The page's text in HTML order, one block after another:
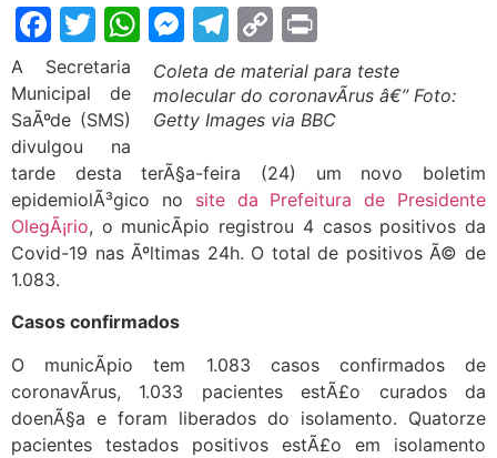
Facebook
Twitter
WhatsApp
Messenger
Telegram
Copy
Link
Coleta de material para teste
molecular do coronavÃ­rus â€” Foto:
Getty Images via BBC
A Secretaria
Municipal de
SaÃºde (SMS)
divulgou na
tarde desta terÃ§a-feira (24) um novo boletim
epidemiolÃ³gico no site da Prefeitura de Presidente
OlegÃ¡rio, o municÃ­pio registrou 4 casos positivos da
Covid-19 nas Ãºltimas 24h. O total de positivos Ã© de
1.083.
Casos confirmados
O municÃ­pio tem 1.083 casos confirmados de
coronavÃ­rus, 1.033 pacientes estÃ£o curados da
doenÃ§a e foram liberados do isolamento. Quatorze
pacientes testados positivos estÃ£o em isolamento